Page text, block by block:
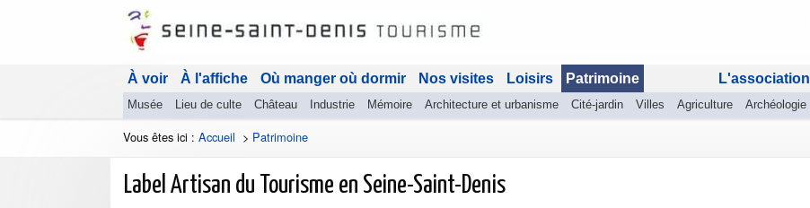
À voir À l'affiche Où manger où dormir Nos visites Loisirs Patrimoine
Musée Lieu de culte Château Industrie Mémoire Architecture et urbanisme Cité-jardin Villes Agriculture Archéologie
L'association
Vous êtes ici : Accueil > Patrimoine
Label Artisan du Tourisme en Seine-Saint-Denis